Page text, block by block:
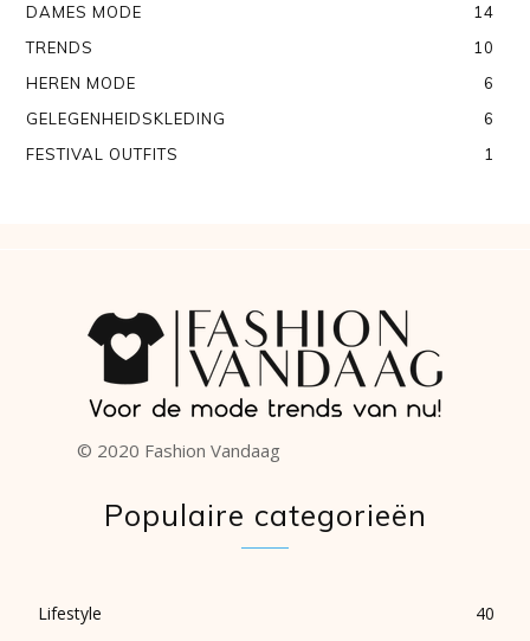
DAMES MODE
14
TRENDS
10
HEREN MODE
6
GELEGENHEIDSKLEDING
6
FESTIVAL OUTFITS
1
© 2020 Fashion Vandaag
Populaire categorieën
Lifestyle
40